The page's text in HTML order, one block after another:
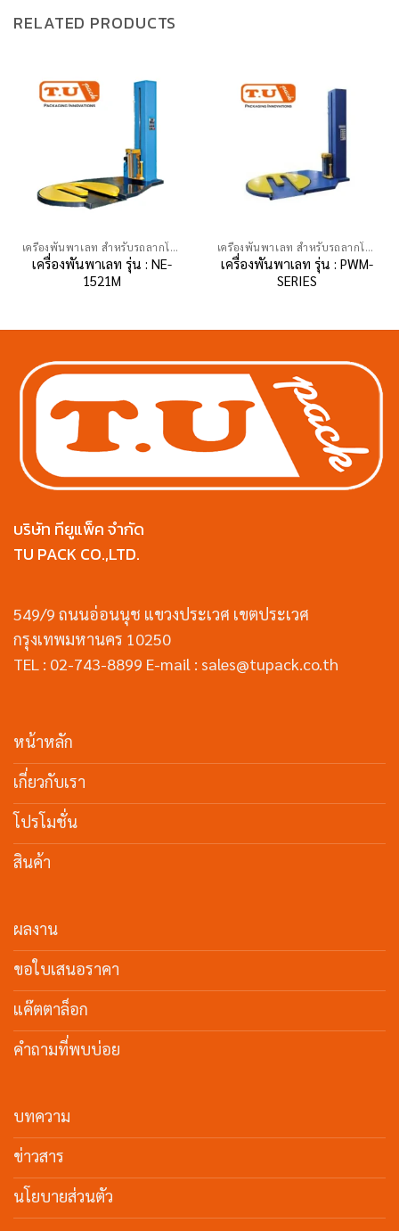
RELATED PRODUCTS
เครื่องพันพาเลท สำหรับรถลากโฟล์คลิฟท์ยก
เครื่องพันพาเลท รุ่น : NE-
1521M
เครื่องพันพาเลท สำหรับรถลากโฟล์คลิฟท์ยก
เครื่องพันพาเลท รุ่น : PWM-
SERIES
บริษัท ทียูแพ็ค จำกัด
TU PACK CO.,LTD.
549/9 ถนนอ่อนนุช แขวงประเวศ เขตประเวศ
กรุงเทพมหานคร 10250
TEL : 02-743-8899 E-mail : sales@tupack.co.th
หน้าหลัก
เกี่ยวกับเรา
โปรโมชั่น
สินค้า
ผลงาน
ขอใบเสนอราคา
แค๊ตตาล็อก
คำถามที่พบบ่อย
บทความ
ข่าวสาร
นโยบายส่วนตัว